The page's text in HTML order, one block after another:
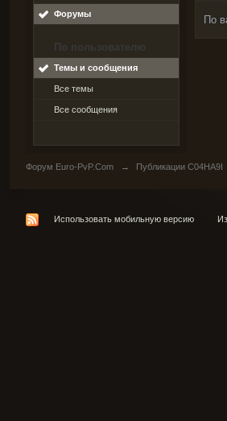
Форумы
По пользователю
Темы и сообщения
Все темы
Все сообщения
По
Форум Euro-PvP.Com → Публикации C04HA9I
Использовать мобильную версию